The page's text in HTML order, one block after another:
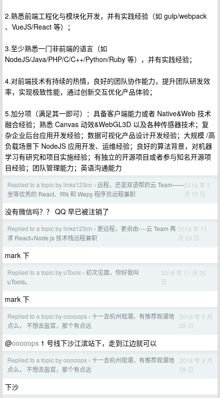
2.熟悉前端工程化与模块化开发，并有实践经验（如 gulp/webpack
、VueJS/React 等）；
3.至少熟悉一门非前端的语言（如
NodeJS/Java/PHP/C/C++/Python/Ruby 等），并有实践经验；
4.对前端技术有持续的热情，良好的团队协作能力，提升团队研发效
率，实现极致性能，通过创新交互优化产品体验；
5.加分项（满足其一即可）：具备客户端能力或者 Native&Web 技术
融合经验；熟悉 Canvas 动效&WebGL3D 以及各种传感器技术；复
杂企业后台应用开发经验；数据可视化产品设计开发经验；大规模 /高
负载场景下 NodeJS 应用开发、运维经验；良好的算法背景，对机器
学习有研究和项目实施经验；有独立的开源项目或者参与知名开源项
目经验；团队管理能力；英语沟通能力
Replied to a topic by links123cn › 远程，还是双语帮的云 Team——
坐等优秀的 React、RN 和 Wepy 程序员远程兼职
2019 年 3
月 15 日
没有微信吗？？ QQ 早已被注销了
Replied to a topic by links123cn › 更远程，更自由----云 Team 再
求 React+Node.js 技术栈远程兼职
2018 年 11
月 23 日
mark 下
Replied to a topic by uTools › 初次见面，你好我叫
uTools。
2018 年 11 月 20
日
mark 下
Replied to a topic by ooooops › 十一去杭州观潮，有推荐观潮地
点么， 不想去盐官，那个有点远
2018 年 9 月
28 日
@ooooops 1 号线下沙江滨站下，走到江边就可以
Replied to a topic by ooooops › 十一去杭州观潮，有推荐观潮地
点么， 不想去盐官，那个有点远
2018 年 9 月
28 日
下沙